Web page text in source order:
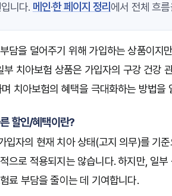
니다. 메인·한 페이지 정리 에서 전체 흐
담을 덜어주기 위해 가입하는 상품이지
치아보험 상품은 가입자의 구강 건강
치아보험의 혜택을 극대화하는 방법을
할인/혜택이란?
입자의 현재 치아 상태(고지 의무)를 기
으로 적용되지는 않습니다. 하지만, 일
료 부담을 줄이는 데 기여합니다.